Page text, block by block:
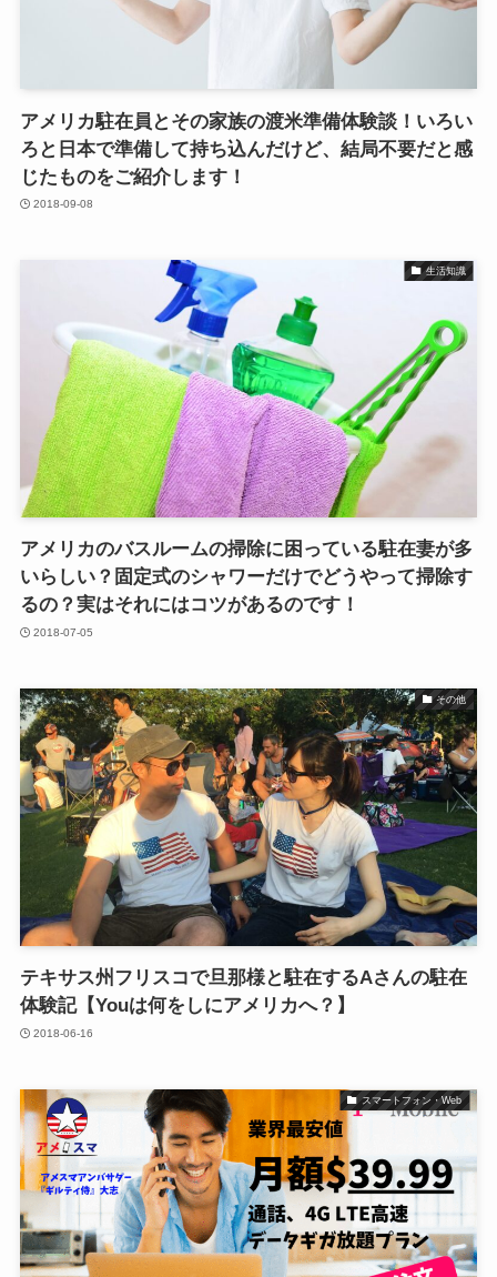
アメリカ駐在員とその家族の渡米準備体験談！いろい
ろと日本で準備して持ち込んだけど、結局不要だと感
じたものをご紹介します！
2018-09-08
生活知識
アメリカのバスルームの掃除に困っている駐在妻が多
いらしい？固定式のシャワーだけでどうやって掃除す
るの？実はそれにはコツがあるのです！
2018-07-05
その他
テキサス州フリスコで旦那様と駐在するAさんの駐在
体験記【Youは何をしにアメリカへ？】
2018-06-16
スマートフォン・Web